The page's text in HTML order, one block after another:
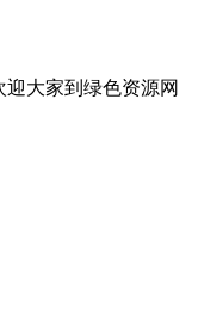
大家到绿色资源网